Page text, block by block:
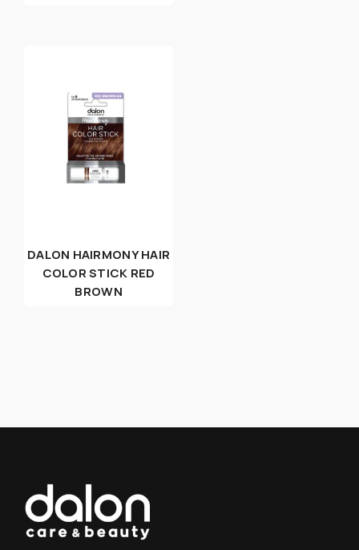
DALON HAIRMONY HAIR
COLOR STICK RED
BROWN